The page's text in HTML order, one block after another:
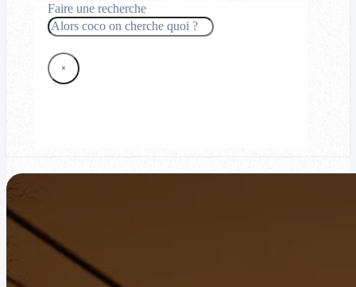
Faire une recherche
Rechercher
×